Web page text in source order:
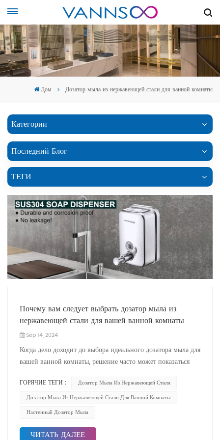
Дом Дозатор мыла из нержавеющей стали для ванной комнаты
Категории
Последний Блог
ТЕГИ
Почему вам следует выбрать дозатор мыла из
нержавеющей стали для вашей ванной комнаты
Sep 14, 2024
Когда дело доходит до выбора идеального дозатора мыла для
вашей ванной комнаты, решение часто может показаться
дизайнов и типов, важно учитывать как функциональность,
так и эстетику. Одним из самых популярных вариантов для
современных ванных комнат является дозатор мыла из
своей ванной комнаты дозатор мыла из нержавеющей
ГОРЯЧИЕ ТЕГИ :
Дозатор Мыла Из Нержавеющей Стали
Дозатор Мыла Из Нержавеющей Стали Для Ванной Комнаты
Настенный Дозатор Мыла
ЧИТАТЬ ДАЛЕЕ